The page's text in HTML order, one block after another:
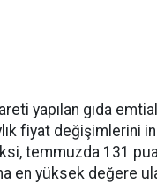
yapılan gıda
fiyat değişimlerini
temmuzda 131
en yüksek değere